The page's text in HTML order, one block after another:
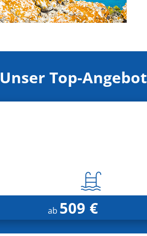
Unser Top-Angebot
ab 509 €